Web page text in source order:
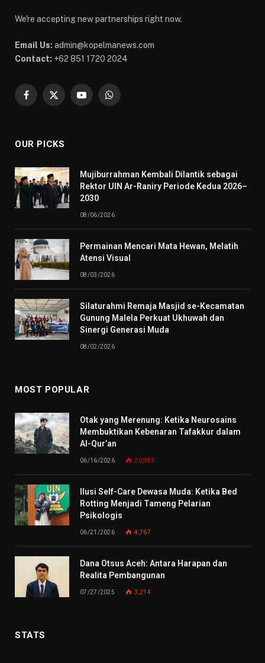
We're accepting new partnerships right now.
Email Us: admin@kopelmanews.com
Contact: +62 851 1720 2024
Facebook
X
YouTubeWhatsApp
OUR PICKS
Mujiburrahman Kembali Dilantik sebagai
Rektor UIN Ar-Raniry Periode Kedua 2026–
2030
08/06/2026
Permainan Mencari Mata Hewan, Melatih
Atensi Visual
08/03/2026
Silaturahmi Remaja Masjid se-Kecamatan
Gunung Malela Perkuat Ukhuwah dan
Sinergi Generasi Muda
08/02/2026
MOST POPULAR
Otak yang Merenung: Ketika Neurosains
Membuktikan Kebenaran Tafakkur dalam
Al-Qur’an
06/16/2026 20,983
Ilusi Self-Care Dewasa Muda: Ketika Bed
Rotting Menjadi Tameng Pelarian
Psikologis
06/21/2026 4,767
Dana Otsus Aceh: Antara Harapan dan
Realita Pembangunan
07/27/2025 3,214
STATS